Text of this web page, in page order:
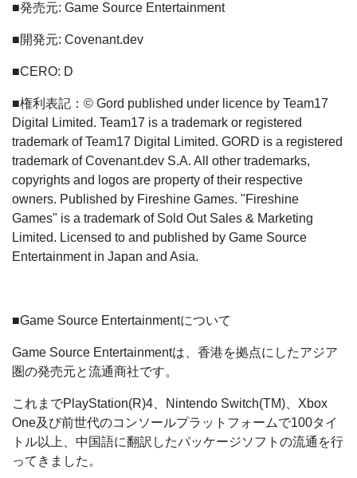
■発売元: Game Source Entertainment
■開発元: Covenant.dev
■CERO: D
■権利表記：© Gord published under licence by Team17
Digital Limited. Team17 is a trademark or registered
trademark of Team17 Digital Limited. GORD is a registered
trademark of Covenant.dev S.A. All other trademarks,
copyrights and logos are property of their respective
owners. Published by Fireshine Games. "Fireshine
Games" is a trademark of Sold Out Sales & Marketing
Limited. Licensed to and published by Game Source
Entertainment in Japan and Asia.
■Game Source Entertainmentについて
Game Source Entertainmentは、香港を拠点にしたアジア
圏の発売元と流通商社です。
これまでPlayStation(R)4、Nintendo Switch(TM)、Xbox
One及び前世代のコンソールプラットフォームで100タイ
トル以上、中国語に翻訳したパッケージソフトの流通を行
ってきました。